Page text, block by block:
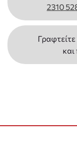
2310
Γραφτείτε